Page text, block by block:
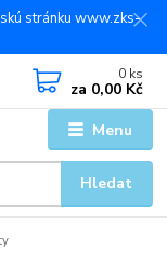
stránku www.zks-
Menu
Hledat
0 ks
za 0,00 Kč